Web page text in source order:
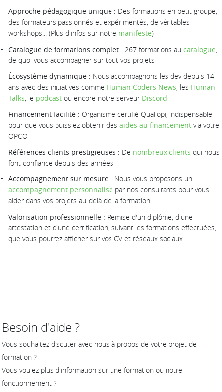
Approche pédagogique unique : Des formations en petit groupe,
des formateurs passionnés et expérimentés, de véritables
workshops... (Plus d'infos sur notre manifeste)
Catalogue de formations complet : 267 formations au catalogue,
de quoi vous accompagner sur tout vos projets
Écosystème dynamique : Nous accompagnons les dev depuis 14
ans avec des initiatives comme Human Coders News, les Human
Talks, le podcast ou encore notre serveur Discord
Financement facilité : Organisme certifié Qualiopi, indispensable
pour que vous puissiez obtenir des aides au financement via votre
OPCO
Références clients prestigieuses : De nombreux clients qui nous
font confiance depuis des années
Accompagnement sur mesure : Nous vous proposons un
accompagnement personnalisé par nos consultants pour vous
aider dans vos projets au-delà de la formation
Valorisation professionnelle : Remise d'un diplôme, d'une
attestation et d'une certification, suivant les formations effectuées,
que vous pourrez afficher sur vos CV et réseaux sociaux
Besoin d'aide ?
Vous souhaitez discuter avec nous à propos de votre projet de
formation ?
Vous voulez plus d'information sur une formation ou notre
fonctionnement ?